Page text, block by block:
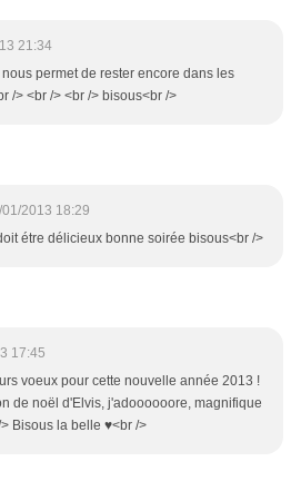
21:34
permet de rester encore dans les
/> <br /> <br /> bisous<br />
2013 18:29
étre délicieux bonne soirée bisous<br />
17:45
voeux pour cette nouvelle année 2013 !
de noël d'Elvis, j'adoooooore, magnifique
Bisous la belle ♥<br />